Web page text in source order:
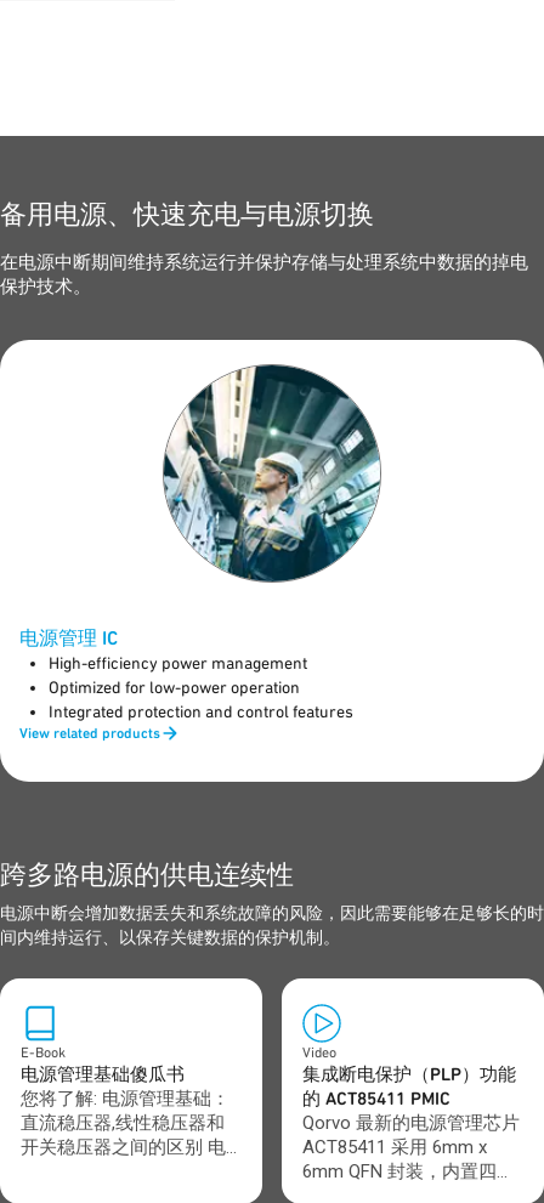
备用电源、快速充电与电源切换
在电源中断期间维持系统运行并保护存储与处理系统中数据的掉电
保护技术。
电源管理 IC
High-efficiency power management
Optimized for low-power operation
Integrated protection and control features
View related products
跨多路电源的供电连续性
电源中断会增加数据丢失和系统故障的风险，因此需要能够在足够长的时
间内维持运行、以保存关键数据的保护机制。
E-Book
电源管理基础傻瓜书
您将了解: 电源管理基础：
直流稳压器,线性稳压器和
开关稳压器之间的区别 电
Video
集成断电保护（PLP）功能
的 ACT85411 PMIC
Qorvo 最新的电源管理芯片
ACT85411 采用 6mm x
6mm QFN 封装，内置四个